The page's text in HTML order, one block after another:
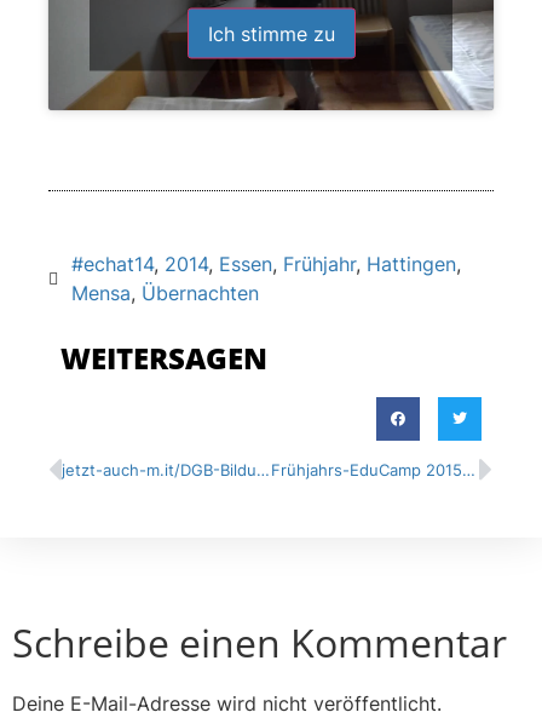
Ich stimme zu
#echat14, 2014, Essen, Frühjahr, Hattingen,
Mensa, Übernachten
WEITERSAGEN
jetzt-auch-m.it/DGB-Bildungswerk Frühjahrs-EduCamp 2015 in Stuttgart
Schreibe einen Kommentar
Deine E-Mail-Adresse wird nicht veröffentlicht.